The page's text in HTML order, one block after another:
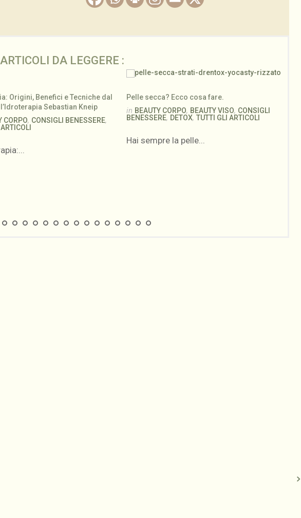
DA LEGGERE :
Origini, Benefici e Tecniche dal
Sebastian Kneip
CORPO, CONSIGLI BENESSERE,
Pelle secca? Ecco cosa fare.
in BEAUTY CORPO, BEAUTY VISO, CONSIGLI
BENESSERE, DETOX,TUTTI GLI ARTICOLI
Hai sempre la pelle...